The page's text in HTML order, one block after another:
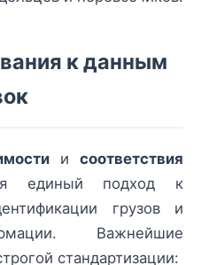
к данным
и соответствия
единый подход к
грузов и
Важнейшие
стандартизации: